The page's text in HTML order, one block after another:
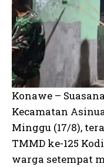
Konawe –
Kecamatan
Minggu (17/8),
TMMD ke-125
warga setempat